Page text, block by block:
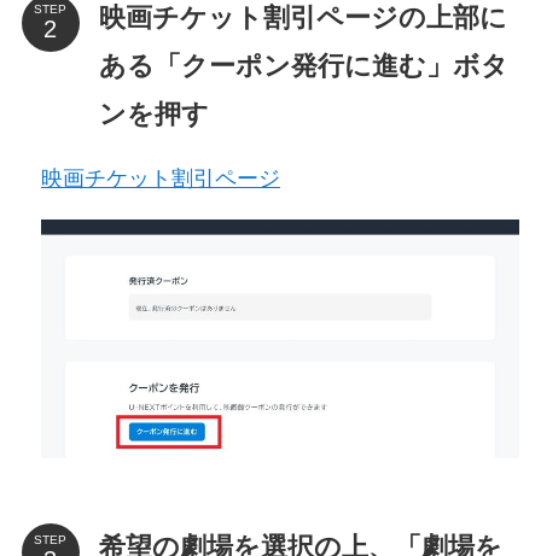
STEP
映画チケット割引ページの上部に
ある「クーポン発行に進む」ボタ
ンを押す
映画チケット割引ページ
STEP
希望の劇場を選択の上、「劇場を